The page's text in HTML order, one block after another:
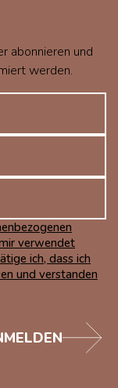
abonnieren und
werden.
verwendet
ich, dass ich
und verstanden